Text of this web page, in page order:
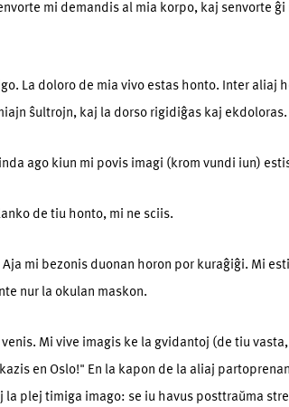
mi demandis al mia korpo, kaj senvorte
La doloro de mia vivo estas honto. Inter aliaj
ŝultrojn, kaj la dorso rigidiĝas kaj ekdoloras.
ago kiun mi povis imagi (krom vundi iun)
de tiu honto, mi ne sciis.
Aja mi bezonis duonan horon por kuraĝiĝi. Mi
nur la okulan maskon.
Mi vive imagis ke la gvidantoj (de tiu
en Oslo!" En la kapon de la aliaj
la plej timiga imago: se iu havus posttraŭma